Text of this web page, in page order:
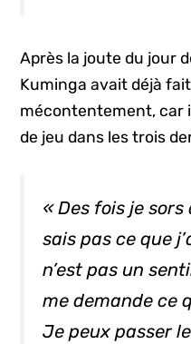
Après la joute du jour
Kuminga avait déjà
mécontentement, car
de jeu dans les trois
« Des fois je
sais pas ce que
n’est pas un
me demande ce
Je peux passer